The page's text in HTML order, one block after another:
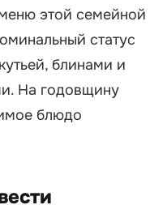
этой семейной
статус
блинами и
На годовщину
блюдо